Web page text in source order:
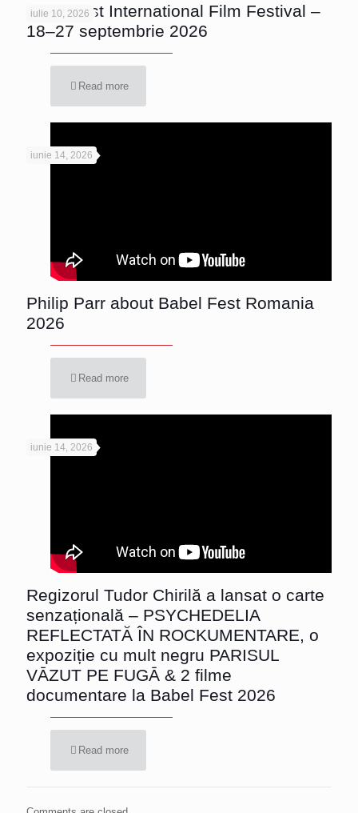
iulie 10, 2026
Bucharest International Film Festival –
18–27 septembrie 2026
Read more
iunie 14, 2026
Philip Parr about Babel Fest Romania
2026
Read more
iunie 14, 2026
Regizorul Tudor Chirilă a lansat o carte
senzațională – PSYCHEDELIA
REFLECTATĂ ÎN ROCKUMENTARE, o
expoziție cu mult negru PARISUL
VĀZUT PE FUGĀ & 2 filme
documentare la Babel Fest 2026
Read more